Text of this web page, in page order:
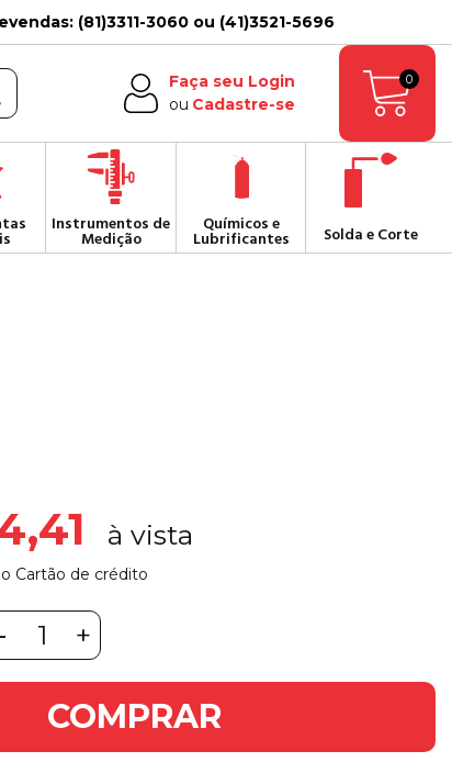
(81)3311-3060 ou (41)3521-5696
Faça seu Login
ou Cadastre-se
0
Instrumentos de
Medição
Químicos e
Lubrificantes Solda e Corte
Cartão de crédito
+
COMPRAR